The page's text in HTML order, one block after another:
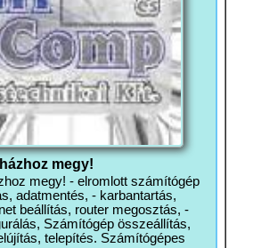
megy!
megy! - elromlott számítógép
adatmentés, - karbantartás,
beállítás, router megosztás, -
Számítógép összeállítás,
telepítés. Számítógépes